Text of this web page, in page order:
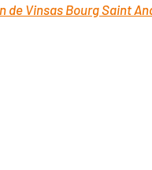
de Vinsas Bourg Saint